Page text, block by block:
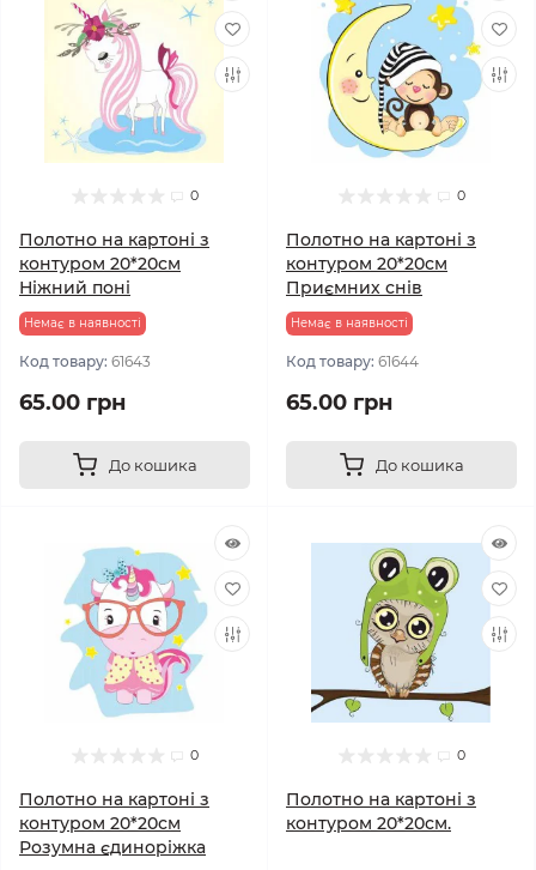
0
Полотно на картоні з
контуром 20*20см
Ніжний поні
Немає в наявності
Код товару: 61643
65.00 грн
До кошика
0
Полотно на картоні з
контуром 20*20см
Приємних снів
Немає в наявності
Код товару: 61644
65.00 грн
До кошика
0
Полотно на картоні з
контуром 20*20см
Розумна єдиноріжка
0
Полотно на картоні з
контуром 20*20см.